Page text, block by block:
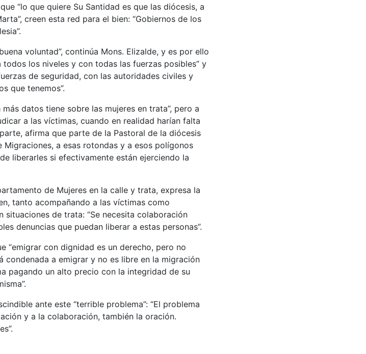
“lo que quiere Su Santidad es que las diócesis, a
creen esta red para el bien: “Gobiernos de los
voluntad”, continúa Mons. Elizalde, y es por ello
los niveles y con todas las fuerzas posibles” y
de seguridad, con las autoridades civiles y
que tenemos”.
datos tiene sobre las mujeres en trata”, pero a
a las víctimas, cuando en realidad harían falta
afirma que parte de la Pastoral de la diócesis
a esas rotondas y a esos polígonos
liberarles si efectivamente están ejerciendo la
de Mujeres en la calle y trata, expresa la
tanto acompañando a las víctimas como
de trata: “Se necesita colaboración
denuncias que puedan liberar a estas personas”.
“emigrar con dignidad es un derecho, pero no
condenada a emigrar y no es libre en la migración
pagando un alto precio con la integridad de su
ante este “terrible problema”: “El problema
y a la colaboración, también la oración.